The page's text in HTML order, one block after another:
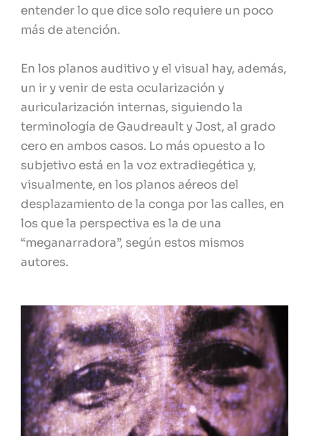
entender lo que dice solo requiere un poco
más de atención.
En los planos auditivo y el visual hay, además,
un ir y venir de esta ocularización y
auricularización internas, siguiendo la
terminología de Gaudreault y Jost, al grado
cero en ambos casos. Lo más opuesto a lo
subjetivo está en la voz extradiegética y,
visualmente, en los planos aéreos del
desplazamiento de la conga por las calles, en
los que la perspectiva es la de una
“meganarradora”, según estos mismos
autores.